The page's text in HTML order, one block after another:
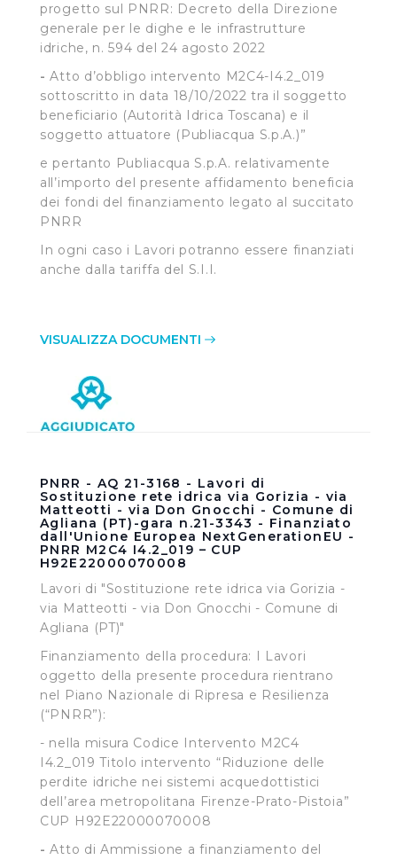
progetto sul PNRR: Decreto della Direzione
generale per le dighe e le infrastrutture
idriche, n. 594 del 24 agosto 2022
-Atto d’obbligo intervento M2C4-I4.2_019
sottoscritto in data 18/10/2022 tra il soggetto
beneficiario (Autorità Idrica Toscana) e il
soggetto attuatore (Publiacqua S.p.A.)”
e pertanto Publiacqua S.p.A. relativamente
all’importo del presente affidamento beneficia
dei fondi del finanziamento legato al succitato
PNRR
In ogni caso i Lavori potranno essere finanziati
anche dalla tariffa del S.I.I.
VISUALIZZA DOCUMENTI
PNRR - AQ 21-3168 - Lavori di
Sostituzione rete idrica via Gorizia - via
Matteotti - via Don Gnocchi - Comune di
Agliana (PT)-gara n.21-3343 - Finanziato
dall'Unione Europea NextGenerationEU -
PNRR M2C4 I4.2_019 – CUP
H92E22000070008
Lavori di "Sostituzione rete idrica via Gorizia -
via Matteotti - via Don Gnocchi - Comune di
Agliana (PT)"
Finanziamento della procedura: I Lavori
oggetto della presente procedura rientrano
nel Piano Nazionale di Ripresa e Resilienza
(“PNRR”):
- nella misura Codice Intervento M2C4
I4.2_019 Titolo intervento “Riduzione delle
perdite idriche nei sistemi acquedottistici
dell’area metropolitana Firenze-Prato-Pistoia”
CUP H92E22000070008
-Atto di Ammissione a finanziamento del